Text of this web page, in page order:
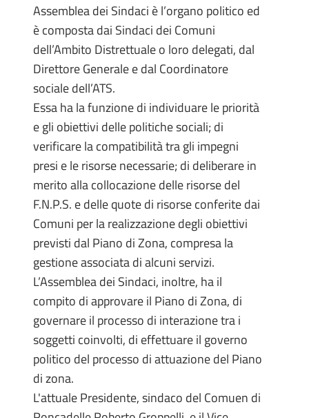
Assemblea dei Sindaci è l’organo politico ed
è composta dai Sindaci dei Comuni
dell’Ambito Distrettuale o loro delegati, dal
Direttore Generale e dal Coordinatore
sociale dell’ATS.
Essa ha la funzione di individuare le priorità
e gli obiettivi delle politiche sociali; di
verificare la compatibilità tra gli impegni
presi e le risorse necessarie; di deliberare in
merito alla collocazione delle risorse del
F.N.P.S. e delle quote di risorse conferite dai
Comuni per la realizzazione degli obiettivi
previsti dal Piano di Zona, compresa la
gestione associata di alcuni servizi.
L’Assemblea dei Sindaci, inoltre, ha il
compito di approvare il Piano di Zona, di
governare il processo di interazione tra i
soggetti coinvolti, di effettuare il governo
politico del processo di attuazione del Piano
di zona.
L'attuale Presidente, sindaco del Comuen di